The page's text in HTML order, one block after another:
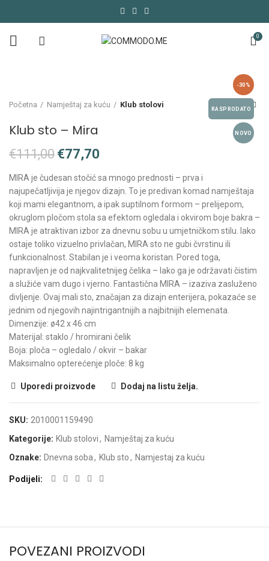
0
-30%
RASPRODATO
NOVO
Početna Namještaj za kuću Klub stolovi
Klub sto – Mira
€111,00 €77,70
MIRA je čudesan stočić sa mnogo prednosti – prva i
najupečatljivija je njegov dizajn. To je predivan komad namještaja
koji mami elegantnom, a ipak suptilnom formom – prelijepom,
okruglom pločom stola sa efektom ogledala i okvirom boje bakra –
MIRA je atraktivan izbor za dnevnu sobu u umjetničkom stilu. Iako
ostaje toliko vizuelno privlačan, MIRA sto ne gubi čvrstinu ili
funkcionalnost. Stabilan je i veoma koristan. Pored toga,
napravljen je od najkvalitetnijeg čelika – lako ga je održavati čistim
a služiće vam dugo i vjerno. Fantastična MIRA – izaziva zasluženo
divljenje. Ovaj mali sto, značajan za dizajn enterijera, pokazaće se
jednim od njegovih najintrigantnijih a najbitnijih elemenata.
Dimenzije: ø42 x 46 cm
Materijal: staklo / hromirani čelik
Boja: ploča – ogledalo / okvir – bakar
Maksimalno opterećenje ploče: 8 kg
Uporedi proizvode Dodaj na listu želja.
SKU: 2010001159490
Kategorije: Klub stolovi, Namještaj za kuću
Oznake: Dnevna soba, Klub sto, Namjestaj za kuću
Podijeli
POVEZANI PROIZVODI